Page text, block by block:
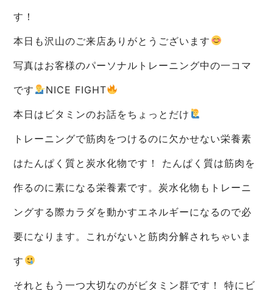
す！
本日も沢山のご来店ありがとうございます
写真はお客様のパーソナルトレーニング中の一コマ
です
NICE FIGHT
本日はビタミンのお話をちょっとだけ
トレーニングで筋肉をつけるのに欠かせない栄養素
はたんぱく質と炭水化物です！ たんぱく質は筋肉を
作るのに素になる栄養素です。炭水化物もトレーニ
ングする際カラダを動かすエネルギーになるので必
要になります。これがないと筋肉分解されちゃいま
す
それともう一つ大切なのがビタミン群です！ 特にビ